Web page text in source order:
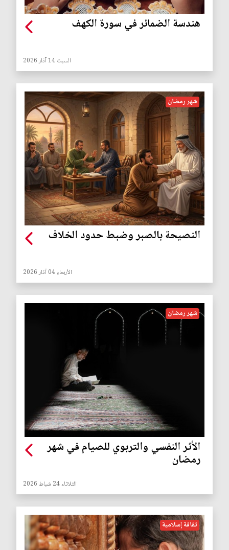
هندسة الضمائر في سورة الكهف
السبت 14 آذار 2026
شهر رمضان
النصيحة بالصبر وضبط حدود الخلاف
الأربعاء 04 آذار 2026
شهر رمضان
الأثر النفسي والتربوي للصيام في شهر
رمضان
الثلاثاء 24 شباط 2026
ثقافة إسلامية